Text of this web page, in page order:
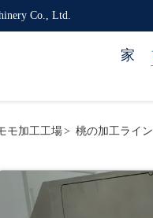
Co., Ltd.
家
モ加工工場> 桃の加工ライ